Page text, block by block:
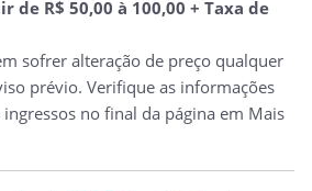
de R$ 50,00 à 100,00 + Taxa de
sofrer alteração de preço qualquer
prévio. Verifique as informações
no final da página em Mais